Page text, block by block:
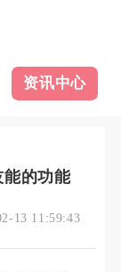
资讯中心
能的功能
13 11:59:43